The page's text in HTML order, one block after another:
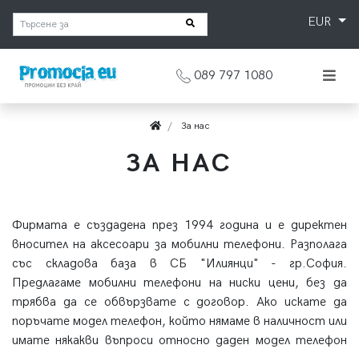
EUR
089 797 1080
За нас
ЗА НАС
Фирмата е създадена през 1994 година и е директен
вносител на аксесоари за мобилни телефони. Разполага
със складова база в СБ "Илиянци" - гр.София.
Предлагаме мобилни телефони на ниски цени, без да
трябва да се обвързвате с договор. Ако искате да
поръчате модел телефон, който нямаме в наличност или
имате някакви въпроси относно даден модел телефон